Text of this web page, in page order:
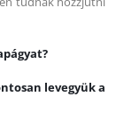
levegyük a